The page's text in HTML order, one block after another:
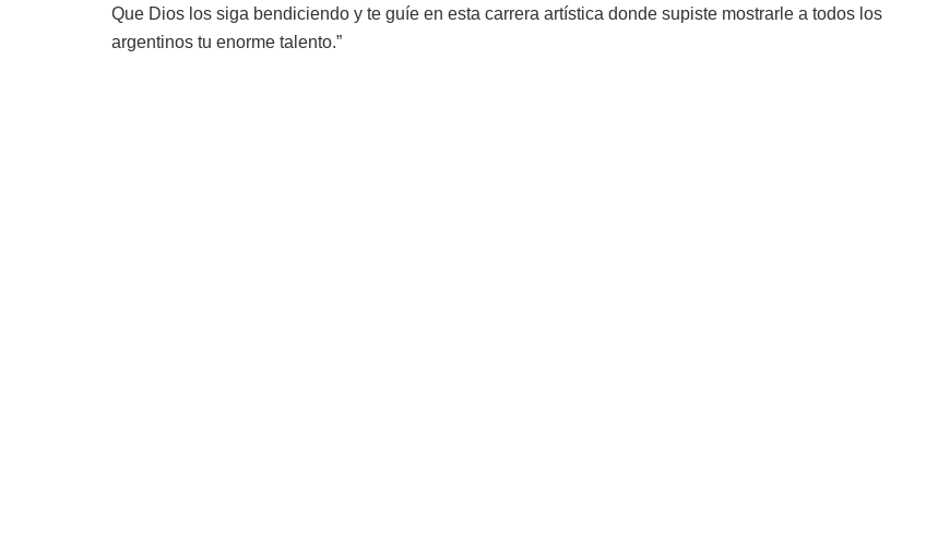
Que Dios los siga bendiciendo y te guíe en esta carrera artística donde supiste mostrarle a todos los
argentinos tu enorme talento.”